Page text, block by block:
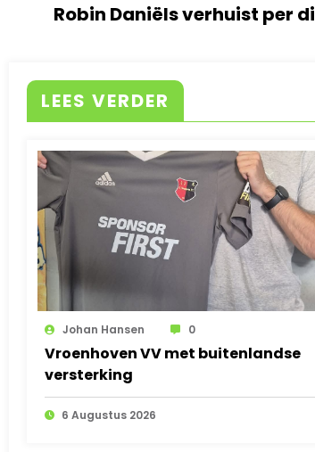
Robin Daniëls verhuist per
LEES VERDER
Johan Hansen 0
Vroenhoven VV met buitenlandse
versterking
6 Augustus 2026